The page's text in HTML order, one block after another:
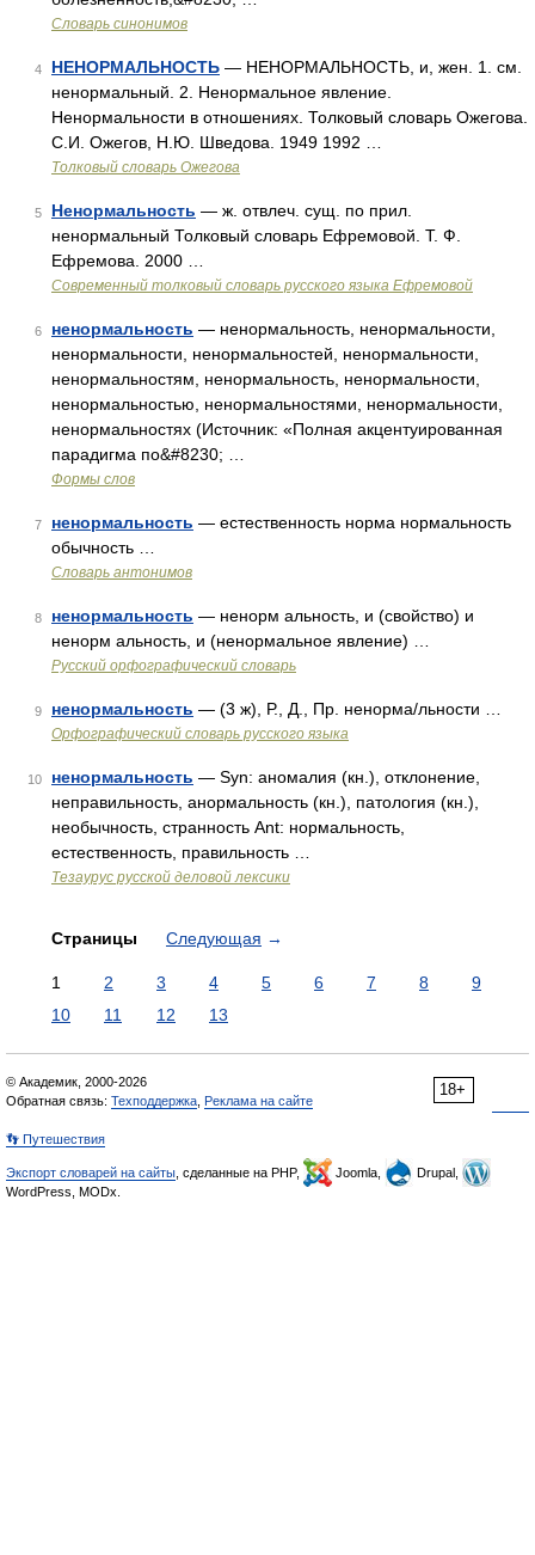
Словарь синонимов
4 НЕНОРМАЛЬНОСТЬ — НЕНОРМАЛЬНОСТЬ, и, жен. 1. см.
ненормальный. 2. Ненормальное явление.
Ненормальности в отношениях. Толковый словарь Ожегова.
С.И. Ожегов, Н.Ю. Шведова. 1949 1992 …
Толковый словарь Ожегова
5 Ненормальность — ж. отвлеч. сущ. по прил.
ненормальный Толковый словарь Ефремовой. Т. Ф.
Ефремова. 2000 …
Современный толковый словарь русского языка Ефремовой
6 ненормальность — ненормальность, ненормальности,
ненормальности, ненормальностей, ненормальности,
ненормальностям, ненормальность, ненормальности,
ненормальностью, ненормальностями, ненормальности,
ненормальностях (Источник: «Полная акцентуированная
парадигма по&#8230; …
Формы слов
7 ненормальность — естественность норма нормальность
обычность …
Словарь антонимов
8 ненормальность — ненорм альность, и (свойство) и
ненорм альность, и (ненормальное явление) …
Русский орфографический словарь
9 ненормальность — (3 ж), Р., Д., Пр. ненорма/льности …
Орфографический словарь русского языка
10 ненормальность — Syn: аномалия (кн.), отклонение,
неправильность, анормальность (кн.), патология (кн.),
необычность, странность Ant: нормальность,
естественность, правильность …
Тезаурус русской деловой лексики
Страницы Следующая →
1 2 3 4 5 6 7 8
9
10
11 12 13
18+
© Академик, 2000-2026
Обратная связь: Техподдержка Реклама на сайте
👣 Путешествия
Экспорт словарей на сайты , сделанные на PHP, Joomla,
Drupal,
WordPress, MODx.